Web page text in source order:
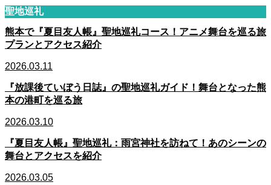
聖地巡礼
熊本で『夏目友人帳』聖地巡礼コース！アニメ舞台を巡る旅
プランとアクセス紹介
2026.03.11
『放課後ていぼう日誌』の聖地巡礼ガイド！舞台となった熊
本の港町を巡る旅
2026.03.10
『夏目友人帳』聖地巡礼：雨宮神社を訪ねて！あのシーンの
舞台とアクセスを紹介
2026.03.05